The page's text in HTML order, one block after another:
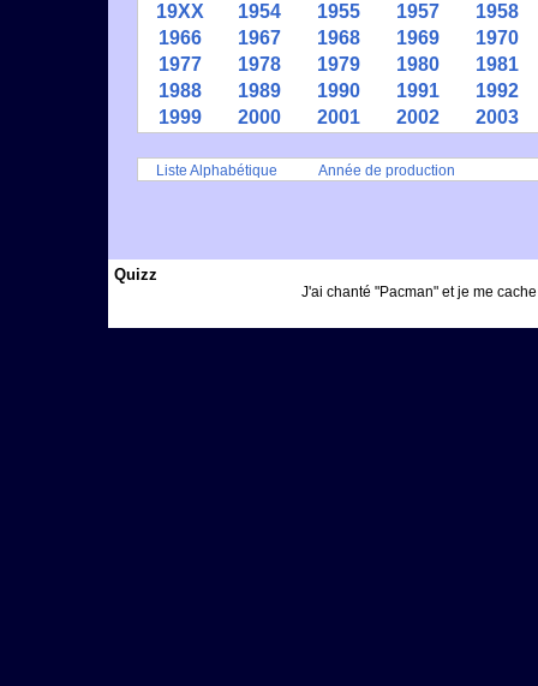
19XX 1954 1955 1957
1958
1966
1967 1968 1969
1970
1977
1978 1979 1980
1981
1988
1989 1990 1991
1992
1999
2000 2001 2002 2003
Liste Alphabétique Année de production
Quizz
J'ai chanté "Pacman" et je me